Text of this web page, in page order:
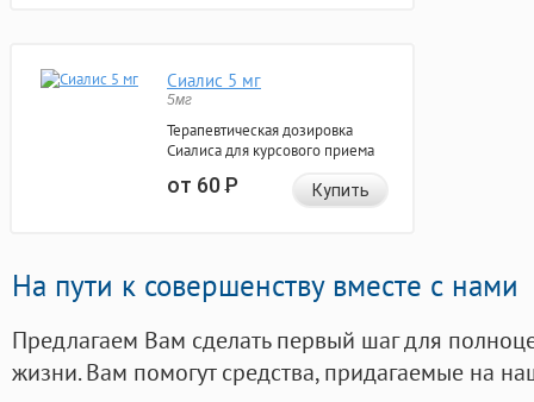
Сиалис 5 мг
5мг
Терапевтическая дозировка
Сиалиса для курсового приема
от 60Р Купить
На пути к совершенству вместе с нами
Предлагаем Вам сделать первый шаг для
жизни. Вам помогут средства, придагаемые на